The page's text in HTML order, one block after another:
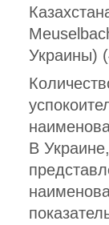
Украины)
В